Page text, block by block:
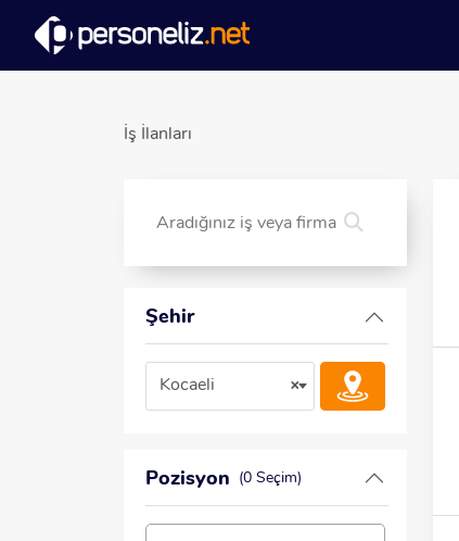
İş İlanları
Şehir
×
Kocaeli
Pozisyon (0 Seçim)